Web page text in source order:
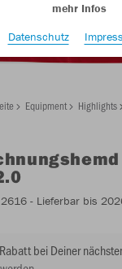
Equipment Highlights
2616 - Lieferbar bis
bei Deiner
mehr Infos
Datenschutz